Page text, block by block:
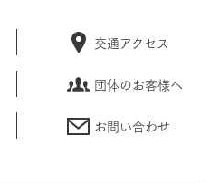
交通アクセス
団体のお客様へ
お問い合わせ